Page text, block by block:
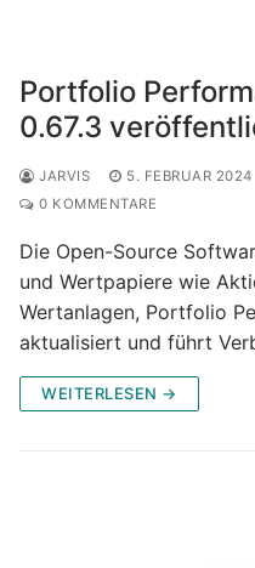
Portfolio
0.67.3
JARVIS 5. FEBRUAR 2024
0 KOMMENTARE
Die Open-Source
und Wertpapiere wie
Wertanlagen, Portfolio
aktualisiert und führt
WEITERLESEN →